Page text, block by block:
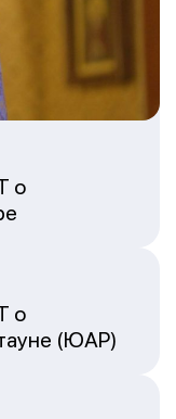
о
о
(ЮАР)